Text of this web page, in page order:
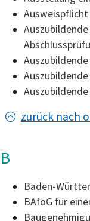
zurück nach
B
Baden-
BAföG für